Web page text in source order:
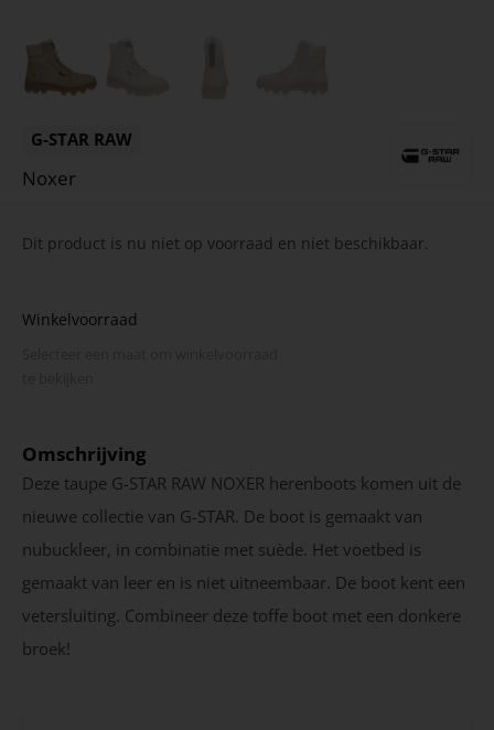
G-STAR RAW
Noxer
Dit product is nu niet op voorraad en niet beschikbaar.
Winkelvoorraad
Omschrijving
Deze taupe G-STAR RAW NOXER herenboots komen uit de
nieuwe collectie van G-STAR. De boot is gemaakt van
nubuckleer, in combinatie met suède. Het voetbed is
gemaakt van leer en is niet uitneembaar. De boot kent een
vetersluiting. Combineer deze toffe boot met een donkere
broek!